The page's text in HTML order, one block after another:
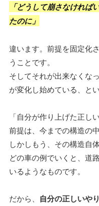
「どうして崩さなけれ
たのに」
違います。前提を固定化
うことです。
そしてそれが出来なくな
が変化し始めている、と
「自分が作り上げた正し
前提は、今までの構造の
しかしもう、その構造自
どの車の例でいくと、道
いるようなものです。
だから、 自分の正しいや